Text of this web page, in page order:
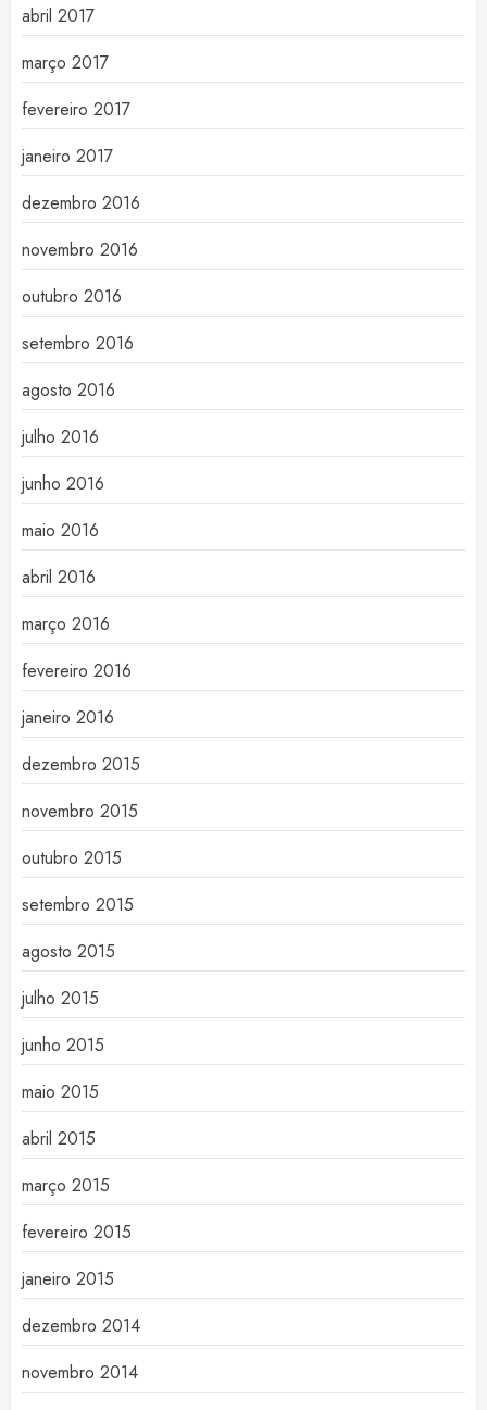
abril 2017
março 2017
fevereiro 2017
janeiro 2017
dezembro 2016
novembro 2016
outubro 2016
setembro 2016
agosto 2016
julho 2016
junho 2016
maio 2016
abril 2016
março 2016
fevereiro 2016
janeiro 2016
dezembro 2015
novembro 2015
outubro 2015
setembro 2015
agosto 2015
julho 2015
junho 2015
maio 2015
abril 2015
março 2015
fevereiro 2015
janeiro 2015
dezembro 2014
novembro 2014